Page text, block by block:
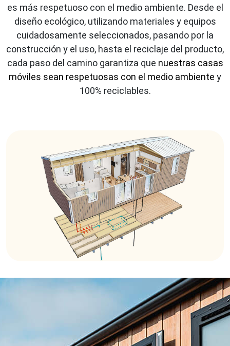
es más respetuoso con el medio ambiente. Desde el
diseño ecológico, utilizando materiales y equipos
cuidadosamente seleccionados, pasando por la
construcción y el uso, hasta el reciclaje del producto,
cada paso del camino garantiza que nuestras casas
móviles sean respetuosas con el medio ambiente y
100% reciclables.